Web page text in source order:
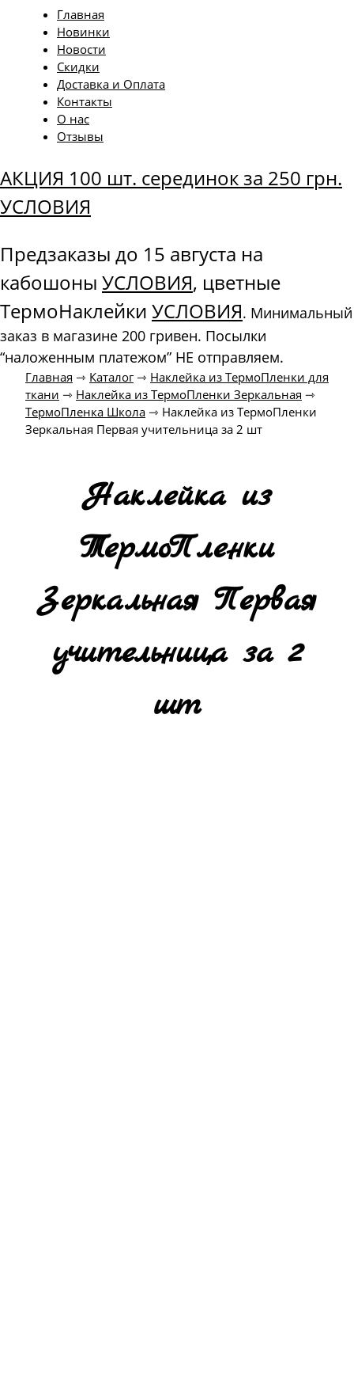
Главная
Новинки
Новости
Скидки
Доставка и Оплата
Контакты
О нас
Отзывы
АКЦИЯ 100 шт. серединок за 250 грн.
УСЛОВИЯ
Предзаказы до 15 августа на
кабошоны УСЛОВИЯ, цветные
ТермоНаклейки УСЛОВИЯ. Минимальный
заказ в магазине 200 гривен. Посылки
“наложенным платежом” НЕ отправляем.
Главная ⇾ Каталог⇾ Наклейка из ТермоПленки для
ткани ⇾ Наклейка из ТермоПленки Зеркальная ⇾
ТермоПленка Школа ⇾ Наклейка из ТермоПленки
Зеркальная Первая учительница за 2 шт
Наклейка из
ТермоПленки
Зеркальная Первая
учительница за 2
шт